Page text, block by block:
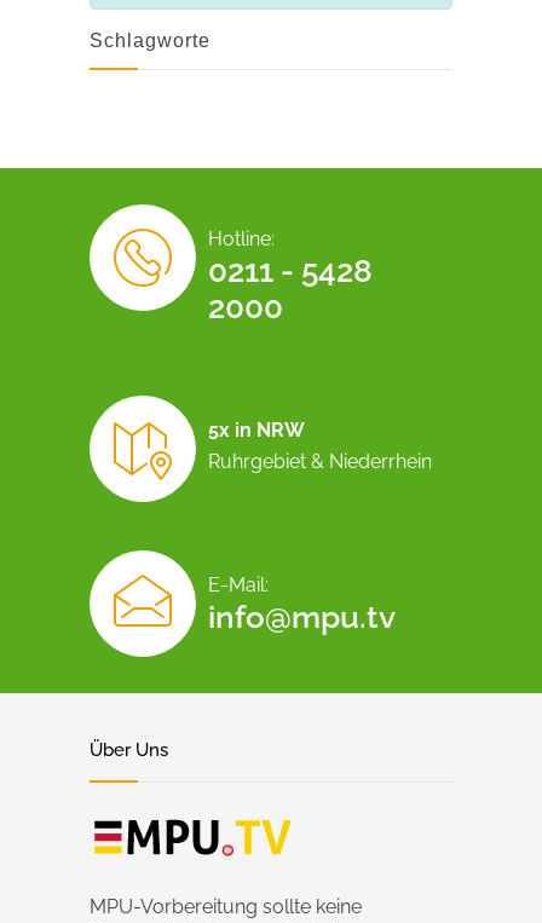
Schlagworte
Hotline:
0211 - 5428
2000
5x in NRW
Ruhrgebiet & Niederrhein
E-Mail:
info@mpu.tv
Über Uns
MPU-Vorbereitung sollte keine